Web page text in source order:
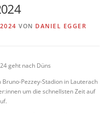
VON DANIEL EGGER
geht nach Düns
Pezzey-Stadion in Lauterach
um die schnellsten Zeit auf